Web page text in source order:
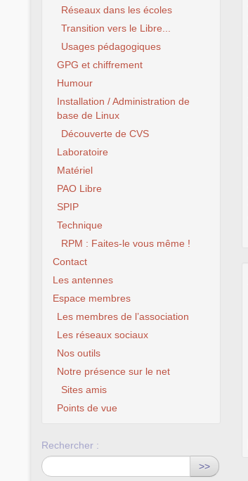
Réseaux dans les écoles
Transition vers le Libre...
Usages pédagogiques
GPG et chiffrement
Humour
Installation / Administration de
base de Linux
Découverte de CVS
Laboratoire
Matériel
PAO Libre
SPIP
Technique
RPM : Faites-le vous même !
Contact
Les antennes
Espace membres
Les membres de l’association
Les réseaux sociaux
Nos outils
Notre présence sur le net
Sites amis
Points de vue
Rechercher :
>>